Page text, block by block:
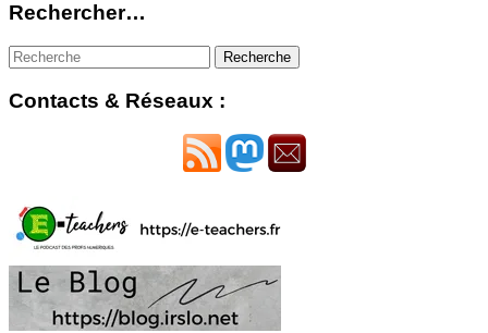
Rechercher…
Contacts & Réseaux :